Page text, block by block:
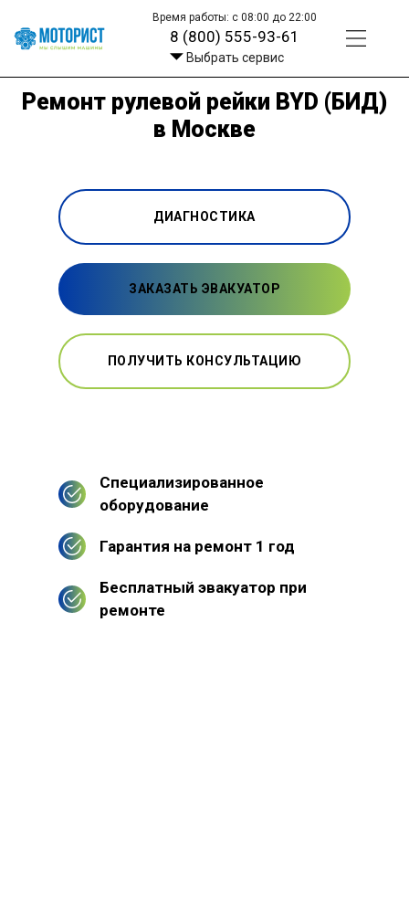
Время работы: с 08:00 до 22:00
8 (800) 555-93-61
Выбрать сервис
Ремонт рулевой рейки BYD (БИД)
в Москве
ДИАГНОСТИКА
ЗАКАЗАТЬ ЭВАКУАТОР
ПОЛУЧИТЬ КОНСУЛЬТАЦИЮ
Специализированное
оборудование
Гарантия на ремонт 1 год
Бесплатный эвакуатор при
ремонте